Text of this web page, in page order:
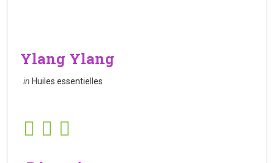
Ylang Ylang
in Huiles essentielles